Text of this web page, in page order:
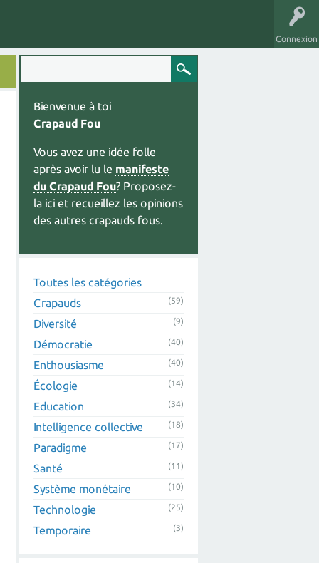
Connexion
Bienvenue à toi
Crapaud Fou
Vous avez une idée folle
après avoir lu le manifeste
du Crapaud Fou? Proposez-
la ici et recueillez les opinions
des autres crapauds fous.
Toutes les catégories
Crapauds
(59)
Diversité (9)
Démocratie (40)
Enthousiasme (40)
Écologie (14)
Education (34)
Intelligence collective (18)
Paradigme (17)
Santé (11)
Système monétaire (10)
Technologie (25)
Temporaire (3)